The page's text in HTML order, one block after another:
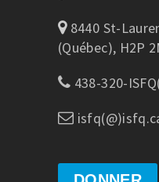
8440 St-
(Québec), H2P
438-320-